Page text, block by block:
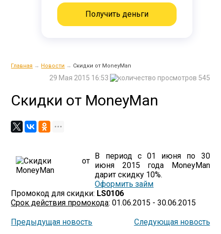
Получить деньги
Главная → Новости → Скидки от MoneyMan
545
29 Мая 2015 16:53
Скидки от MoneyMan
В период с 01 июня по 30
июня 2015 года MoneyMan
дарит скидку 10%.
Оформить займ
Промокод для скидки: LS0106
Срок действия промокода: 01.06.2015 - 30.06.2015
Предыдущая новость Следующая новость